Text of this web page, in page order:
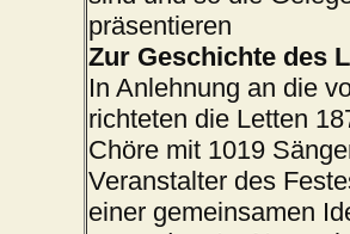
präsentieren
Zur Geschichte des
In Anlehnung an die
richteten die Letten
Chöre mit 1019
Veranstalter des
einer gemeinsamen